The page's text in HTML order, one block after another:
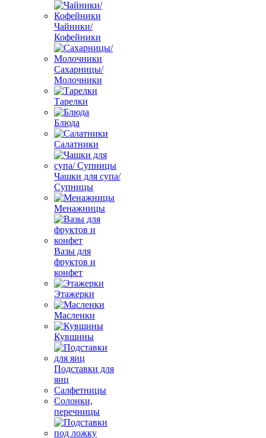
Чайники/
Кофейники
Сахарницы/
Молочники
Тарелки
Блюда
Салатники
Чашки для супа/
Супницы
Менажницы
Вазы для
фруктов и
конфет
Этажерки
Масленки
Кувшины
Подставки для
яиц
Салфетницы
Солонки,
перечницы